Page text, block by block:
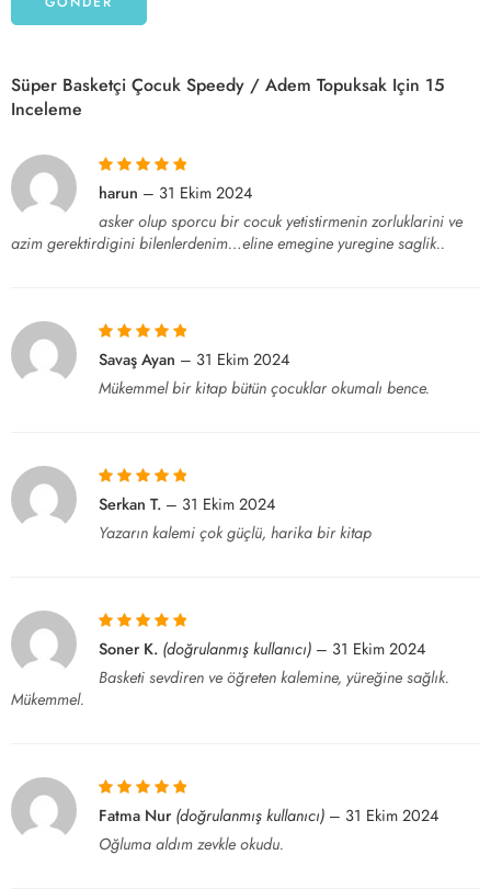
Süper Basketçi Çocuk Speedy / Adem Topuksak Için 15
Inceleme
5 üzerinden 5
harun – 31 Ekim 2024
asker olup sporcu bir cocuk yetistirmenin zorluklarini ve
azim gerektirdigini bilenlerdenim…eline emegine yuregine saglik..
5 üzerinden
oy aldı
Savaş Ayan – 31 Ekim 2024
Mükemmel bir kitap bütün çocuklar okumalı bence.
5 üzerinden
Serkan T. – 31 Ekim 2024
Yazarın kalemi çok güçlü, harika bir kitap
5 üzerinden5
Soner K. (doğrulanmış kullanıcı) – 31 Ekim 2024
Basketi sevdiren ve öğreten kalemine, yüreğine sağlık.
Mükemmel.
5 üzerinden 5
Fatma Nur (doğrulanmış kullanıcı) – 31 Ekim 2024
Oğluma aldım zevkle okudu.